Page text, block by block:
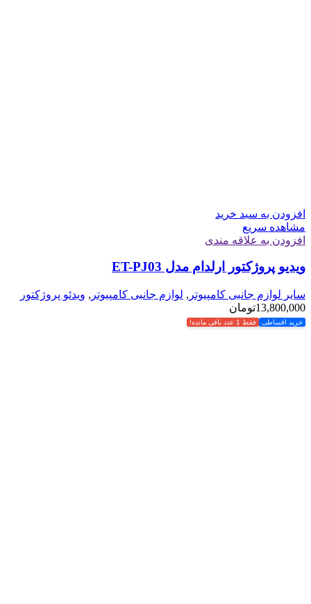
افزودن به سبد خرید
مشاهده سریع
افزودن به علاقه مندی
ویدیو پروژکتور ارلدام مدل ET-PJ03
سایر لوازم جانبی کامپیوتر , لوازم جانبی کامپیوتر , ویدئو پروژکتور
13,800,000تومان
خرید اقساطی فقط 1 عدد باقی مانده!